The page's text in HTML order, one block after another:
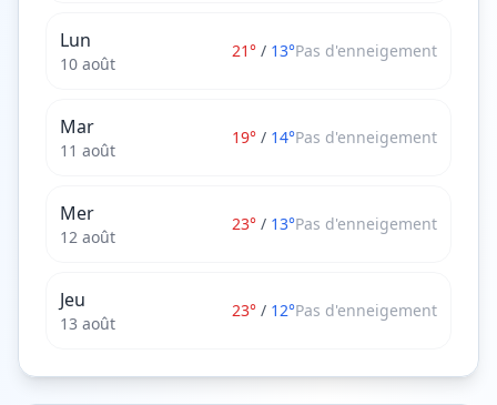
Lun
10 août
21° / 13°Pas d'enneigement
Mar
11 août
19° / 14°Pas d'enneigement
Mer
12 août
23° / 13°Pas d'enneigement
Jeu
13 août
23° / 12°Pas d'enneigement